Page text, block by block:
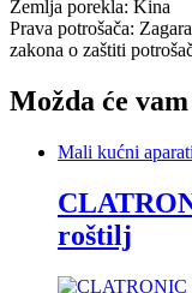
Zemlja porekla: Kina
Prava potrošača:
zakona o zaštiti
Možda će
Mali kućni aparati
roštilj